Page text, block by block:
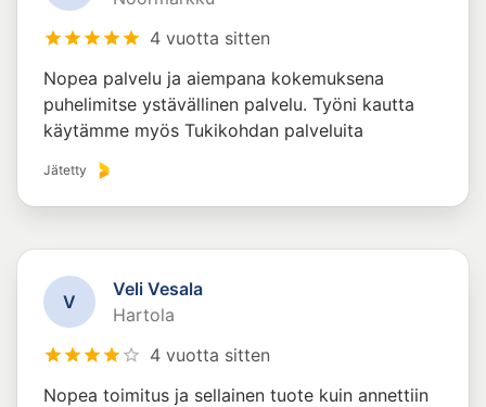
4 vuotta sitten
Nopea palvelu ja aiempana kokemuksena
puhelimitse ystävällinen palvelu. Työni kautta
käytämme myös Tukikohdan palveluita
Jätetty
V
Veli Vesala
Hartola
4 vuotta sitten
Nopea toimitus ja sellainen tuote kuin annettiin